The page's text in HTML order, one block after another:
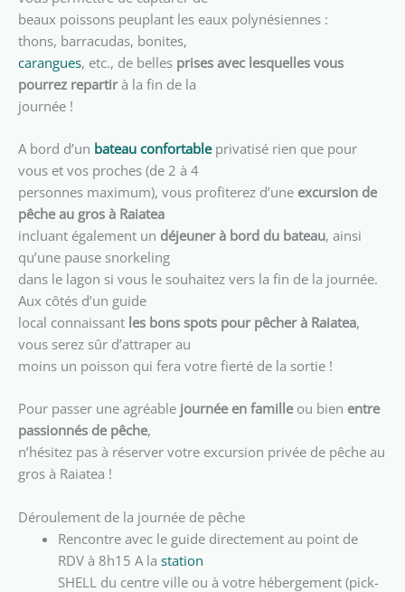
beaux poissons peuplant les eaux polynésiennes :
thons, barracudas, bonites,
carangues, etc., de belles prises avec lesquelles vous
pourrez repartirà la fin de la
journée !
A bord d’un bateau confortableprivatisé rien que pour
vous et vos proches (de 2 à 4
personnes maximum), vous profiterez d’une excursion de
pêche au gros à Raiatea
incluant également un déjeuner à bord du bateau, ainsi
qu’une pause snorkeling
dans le lagon si vous le souhaitez vers la fin de la journée.
Aux côtés d’un guide
local connaissant les bons spots pour pêcher à Raiatea,
vous serez sûr d’attraper au
moins un poisson qui fera votre fierté de la sortie !
Pour passer une agréable journée en familleou bien entre
passionnés de pêche,
n’hésitez pas à réserver votre excursion privée de pêche au
gros à Raiatea !
Déroulement de la journée de pêche
Rencontre avec le guide directement au point de
RDV à 8h15 A la station
SHELL du centre ville ou à votre hébergement (pick-